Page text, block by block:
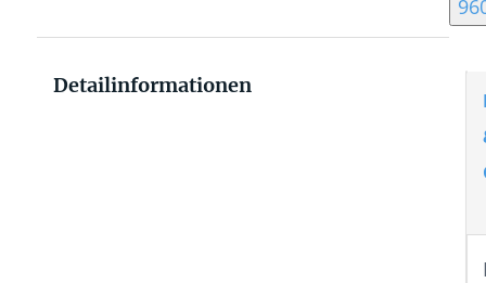
Detailinformationen